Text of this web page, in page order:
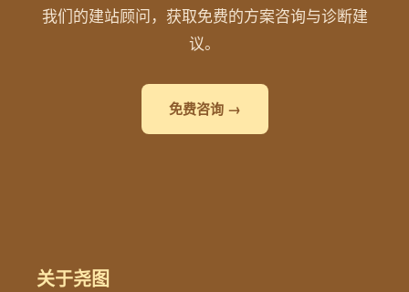
我们的建站顾问，获取免费的方案咨询与诊断建
议。
免费咨询 →
关于尧图